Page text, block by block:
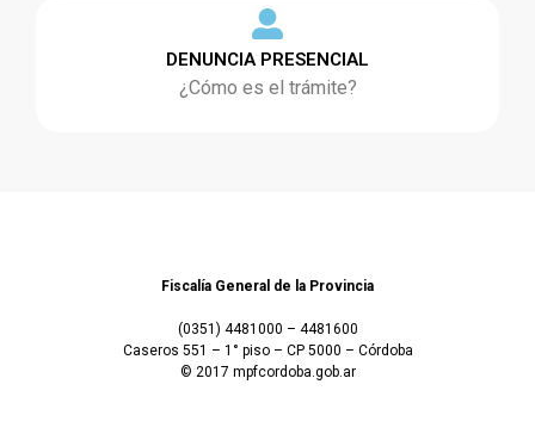
DENUNCIA PRESENCIAL
¿Cómo es el trámite?
Fiscalía General de la Provincia
(0351) 4481000 – 4481600
Caseros 551 – 1° piso – CP 5000 – Córdoba
© 2017 mpfcordoba.gob.ar